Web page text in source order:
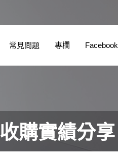
常見問題 專欄 Facebook
收購實績分享